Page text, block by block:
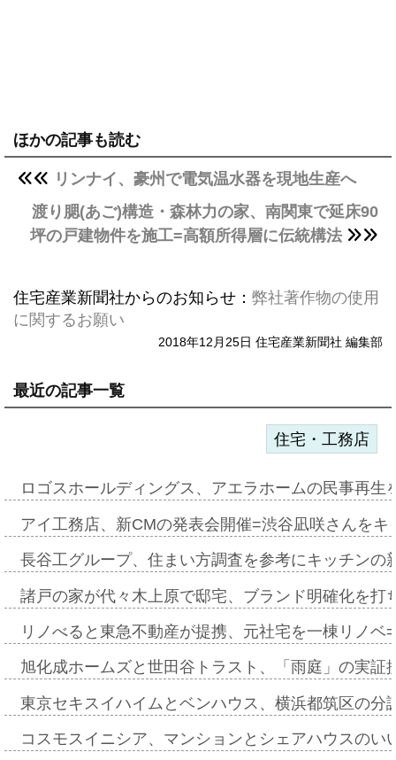
ほかの記事も読む
リンナイ、豪州で電気温水器を現地生産へ
渡り腮(あご)構造・森林力の家、南関東で延床90
坪の戸建物件を施工=高額所得層に伝統構法
住宅産業新聞社からのお知らせ： 弊社著作物の使用
に関するお願い
2018年12月25日 住宅産業新聞社 編集部
最近の記事一覧
住宅・工務店
ロゴスホールディングス、アエラホームの民事再
アイ工務店、新CMの発表会開催=渋谷凪咲さんを
長谷工グループ、住まい方調査を参考にキッチン
諸戸の家が代々木上原で邸宅、ブランド明確化を
リノべると東急不動産が提携、元社宅を一棟リノ
旭化成ホームズと世田谷トラスト、「雨庭」の実
東京セキスイハイムとベンハウス、横浜都筑区の
コスモスイニシア、マンションとシェアハウスの